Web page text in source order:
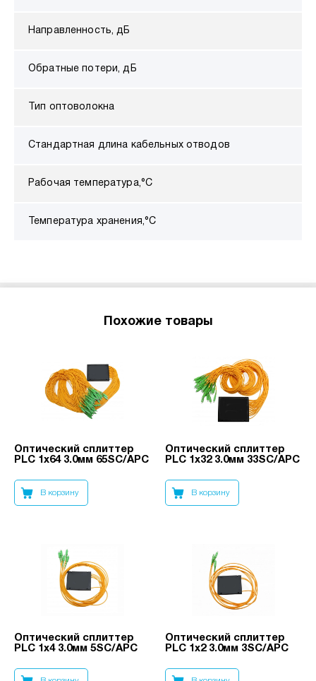
Направленность, дБ
Обратные потери, дБ
Тип оптоволокна
Стандартная длина кабельных отводов
Рабочая температура,°С
Температура хранения,°С
Похожие товары
Оптический сплиттер
PLC 1x64 3.0мм 65SC/APC
В корзину
Оптический сплиттер
PLC 1x32 3.0мм 33SC/APC
В корзину
Оптический сплиттер
PLC 1x4 3.0мм 5SC/APC
Оптический сплиттер
PLC 1x2 3.0мм 3SC/APC